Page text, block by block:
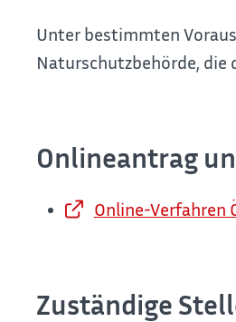
Unter bestimmten
Naturschutzbehörde, die
Onlineantrag
Online-Verfahren
Zuständige